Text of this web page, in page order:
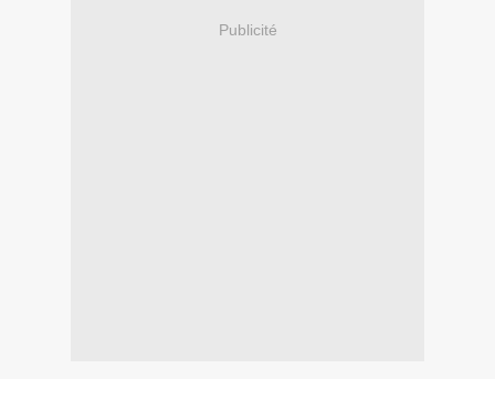
Publicité